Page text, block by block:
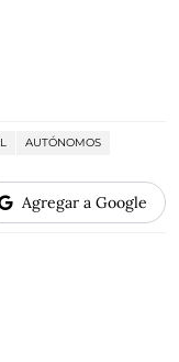
AUTÓNOMOS
Agregar a Google